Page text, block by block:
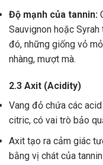
Độ mạnh của tannin:
Sauvignon hoặc
đó, những giống vỏ
nhàng, mượt mà.
2.3 Axit (Acidity)
Vang đỏ chứa các
citric, có vai trò bảo
Axit tạo ra cảm giác
bằng vị chát của